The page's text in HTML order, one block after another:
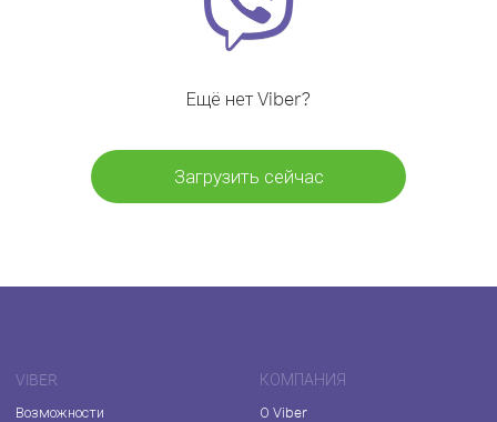
Ещё нет Viber?
Загрузить сейчас
VIBER
Возможности
КОМПАНИЯ
О Viber